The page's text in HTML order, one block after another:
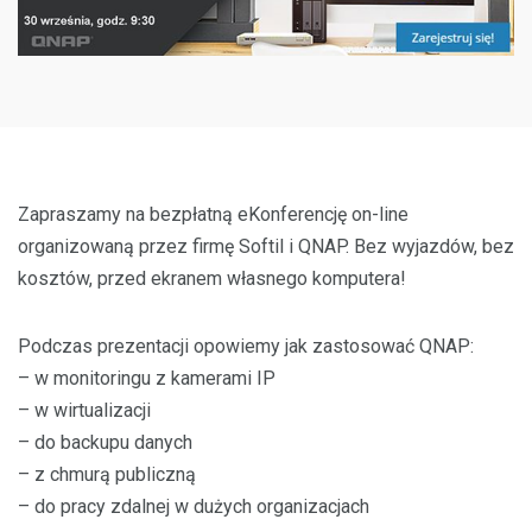
Zapraszamy na bezpłatną eKonferencję on-line
organizowaną przez firmę Softil i QNAP. Bez wyjazdów, bez
kosztów, przed ekranem własnego komputera!
Podczas prezentacji opowiemy jak zastosować QNAP:
– w monitoringu z kamerami IP
– w wirtualizacji
– do backupu danych
– z chmurą publiczną
– do pracy zdalnej w dużych organizacjach